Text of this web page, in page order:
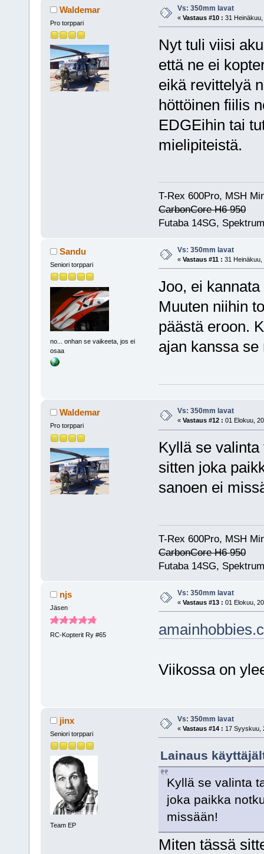
Waldemar
Pro torppari
Vs: 350mm lavat
« Vastaus #10 : 31
Nyt tuli viisi
että ne ei
eikä revittelyä
höttöinen fiilis
EDGEihin tai
mielipiteistä.
T-Rex 600Pro, MSH
CarbonCore H6 950
Futaba 14SG,
Sandu
Seniori torppari
no... onhan se vaikeeta, jos ei
osaa
Vs: 350mm lavat
« Vastaus #11 : 31 Heinäkuu,
Joo, ei
Muuten niihin
päästä eroon.
ajan kanssa
Waldemar
Pro torppari
Vs: 350mm lavat
« Vastaus #12 : 01 Elokuu,
Kyllä se
sitten joka
sanoen ei
T-Rex 600Pro, MSH
CarbonCore H6 950
Futaba 14SG,
njs
Jäsen
RC-Kopterit Ry #65
Vs: 350mm lavat
« Vastaus #13 : 01 Elokuu,
Viikossa on
jinx
Seniori torppari
Team EP
Vs: 350mm lavat
« Vastaus #14 : 17 Syyskuu,
Lainaus
Kyllä se valinta
joka paikka
missään!
Miten tässä